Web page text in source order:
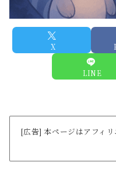
X
LINE
[広告] 本ページはアフィ